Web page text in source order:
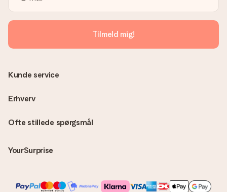
Tilmeld mig!
Ofte stillede spørgsmål
YourSurprise
Kunde service
Erhverv